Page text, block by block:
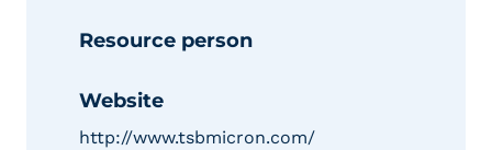
Resource person
Website
http://www.tsbmicron.com/